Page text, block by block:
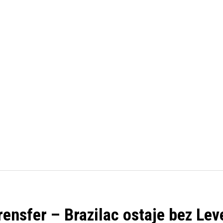
– Brazilac ostaje bez